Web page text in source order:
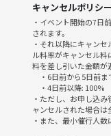
運と直感、ちょっとし
普段あまり話す機会の
主催はボドゲ初心者寄
💡ほとんどの方が「お
女性の方も気軽に参加さ
落ち着いた雰囲気で交
おひとりでも、女性で
キャンセルポリシー
・イベント開始の7日
されます。
・それ以降にキャン
ル料率がキャンセル
料を差し引いた金額が
・6日前から5日前ま
・4日前以降: 100%
・ただし、お申し込
ャンセルされた場合は
・また、最小催行人